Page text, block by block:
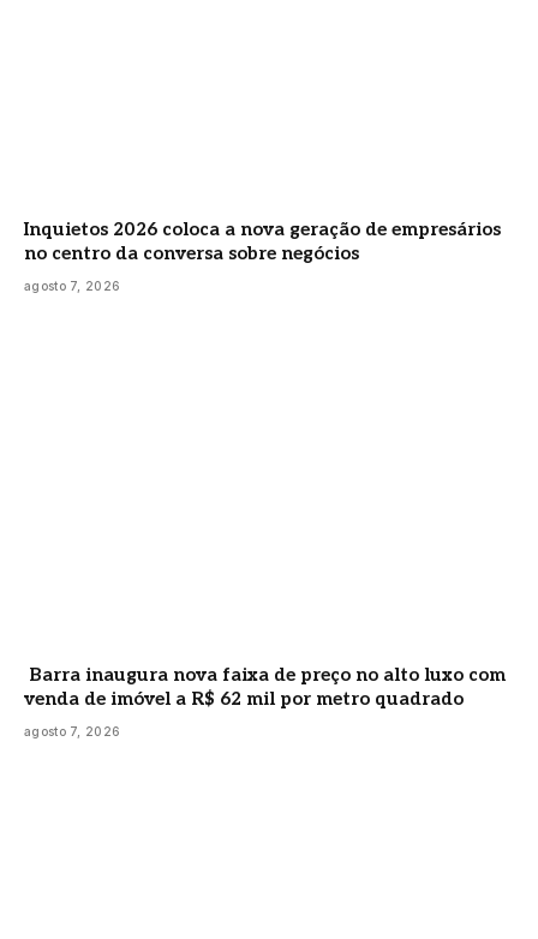
Inquietos 2026 coloca a nova geração de empresários
no centro da conversa sobre negócios
agosto 7, 2026
Barra inaugura nova faixa de preço no alto luxo com
venda de imóvel a R$ 62 mil por metro quadrado
agosto 7, 2026